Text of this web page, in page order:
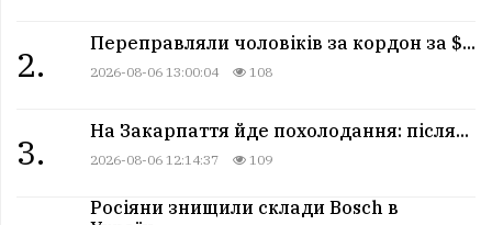
2.
Переправляли чоловіків за кордон за $...
2026-08-06 13:00:04 108
3.
На Закарпаття йде похолодання: після...
2026-08-06 12:14:37 109
Росіяни знищили склади Bosch в